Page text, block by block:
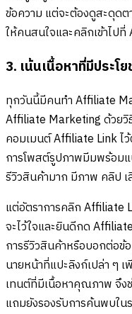
ข้อความ แต่จะต้องดูสะดุด
ให้คนสนใจและคลิกเข้าไป
3. เน้นเนื้อหาที่มีประโ
ทุกวันนี้มีคนทำ Affiliate
Affiliate Marketing ด้วยวิ
คอมเมนต์ Affiliate Link ไ
การโพสต์รูปภาพมีมพร้อม
รีวิวสินค้ามาก มีภาพ คลิป
แต่อัตราการคลิก
จะไว้ใจและยินดีกด
การรีวิวสินค้าหรือบอกต่อข้
นายหน้าที่แปะลิงก์เปล่า ๆ
เทนต์ที่มีเนื้อหาคุณภาพ จึง
แถมยังรองรับการค้นพบใน